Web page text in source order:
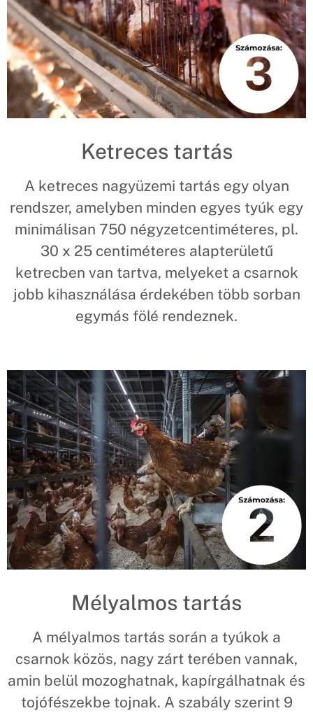
Ketreces tartás
A ketreces nagyüzemi tartás egy olyan
rendszer, amelyben minden egyes tyúk egy
minimálisan 750 négyzetcentiméteres, pl.
30 x 25 centiméteres alapterületű
ketrecben van tartva, melyeket a csarnok
jobb kihasználása érdekében több sorban
egymás fölé rendeznek.
Mélyalmos tartás
A mélyalmos tartás során a tyúkok a
csarnok közös, nagy zárt terében vannak,
amin belül mozoghatnak, kapírgálhatnak és
tojófészekbe tojnak. A szabály szerint 9